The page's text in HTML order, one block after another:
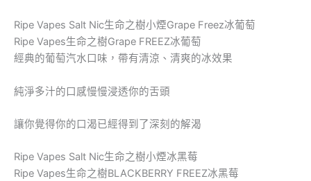
Ripe Vapes Salt Nic生命之樹小煙Grape Freez冰葡萄
Ripe Vapes生命之樹Grape FREEZ冰葡萄
經典的葡萄汽水口味，帶有清涼、清爽的冰效果
純淨多汁的口感慢慢浸透你的舌頭
讓你覺得你的口渴已經得到了深刻的解渴
Ripe Vapes Salt Nic生命之樹小煙冰黑莓
Ripe Vapes生命之樹BLACKBERRY FREEZ冰黑莓